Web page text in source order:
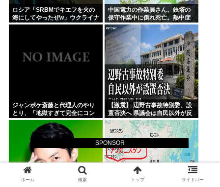
SPONSOR
ロシア「SRBMでキエフを火の
海にしてやったぜw」ウクライナ
「我々もSRBMで反撃する
中国電力の作業員さん、鉄塔の
保守作業中に倒れ死亡。熱中症
か
ジャンポケ斎藤と代理人のやり
とり、「地獄すぎて完全にコン
トになってる……」と衝撃を受
ける人が続出中
【激震】 辺野古事故特別委、設
置否決へ 県議会は自民以外が反
対「時期尚早、総務企画委員会
でやれ」
ホーム 検索 トップ サイドバー